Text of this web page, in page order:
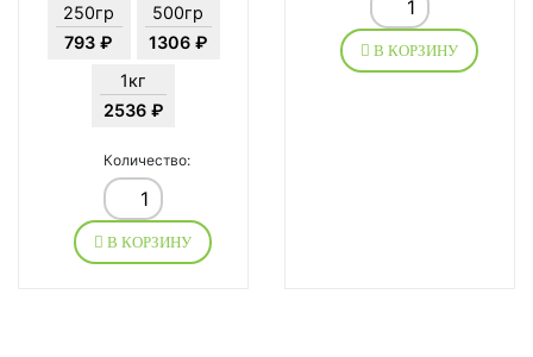
250гр
793 ₽
500гр
1306 ₽
1кг
2536 ₽
Количество:
В КОРЗИНУ
В КОРЗИНУ